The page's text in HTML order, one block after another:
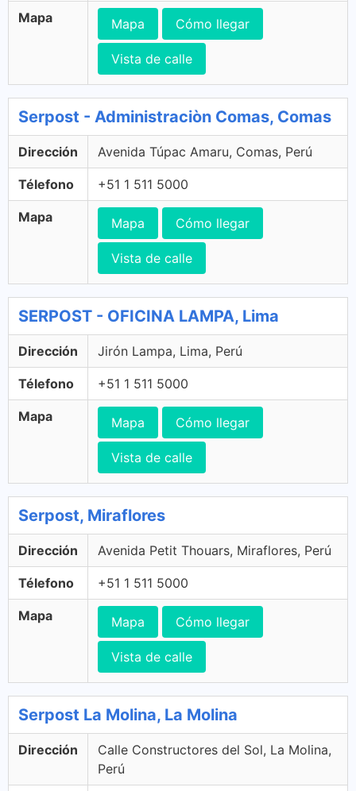
Mapa Mapa Cómo llegar
Vista de calle
Serpost - Administraciòn Comas, Comas
Dirección Avenida Túpac Amaru, Comas, Perú
Télefono +51 1 511 5000
Mapa Mapa Cómo llegar
Vista de calle
SERPOST - OFICINA LAMPA, Lima
Dirección Jirón Lampa, Lima, Perú
Télefono +51 1 511 5000
Mapa Mapa Cómo llegar
Vista de calle
Serpost, Miraflores
Dirección Avenida Petit Thouars, Miraflores, Perú
Télefono +51 1 511 5000
Mapa Mapa Cómo llegar
Vista de calle
Serpost La Molina, La Molina
Dirección
Calle Constructores del Sol, La Molina,
Perú